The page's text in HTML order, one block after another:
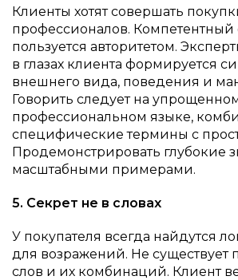
Клиенты хотят совершать
профессионалов. Компетентный
пользуется авторитетом.
в глазах клиента формируется
внешнего вида, поведения и
Говорить следует на
профессиональном языке,
специфические термины с
Продемонстрировать глубокие
масштабными примерами.
5. Секрет не в словах
У покупателя всегда найдутся
для возражений. Не существует
слов и их комбинаций. Клиент